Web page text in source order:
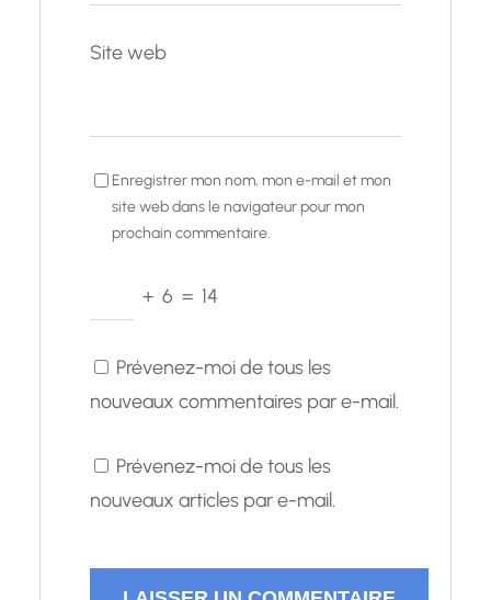
Site web
Enregistrer mon nom, mon e-mail et mon
site web dans le navigateur pour mon
prochain commentaire.
+ 6 = 14
Prévenez-moi de tous les
nouveaux commentaires par e-mail.
Prévenez-moi de tous les
nouveaux articles par e-mail.